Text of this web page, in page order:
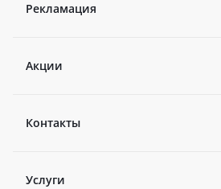
Рекламация
Акции
Контакты
Услуги